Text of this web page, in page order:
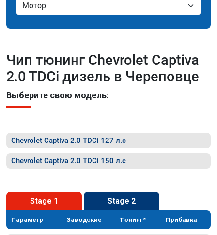
Чип тюнинг Chevrolet Captiva
2.0 TDCi дизель в Череповце
Выберите свою модель:
Chevrolet Captiva 2.0 TDCi 127 л.с
Chevrolet Captiva 2.0 TDCi 150 л.с
Stage 1 Stage 2
Параметр Заводские Тюнинг* Прибавка